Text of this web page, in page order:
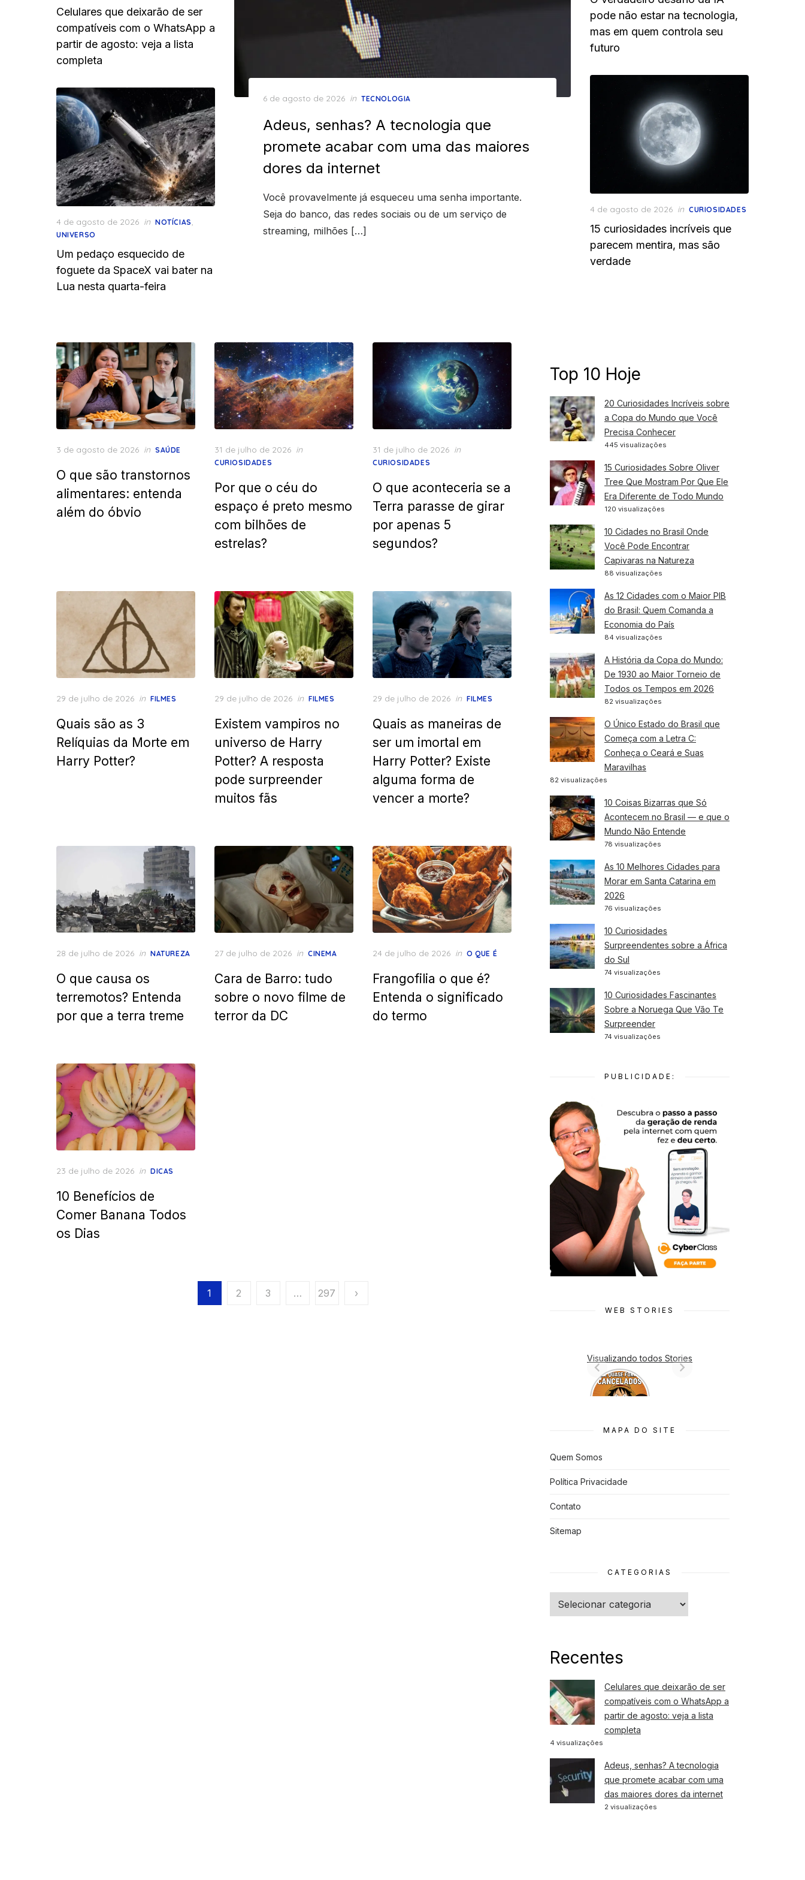
Posted
6 de agosto de 2026 in TECNOLOGIA
Adeus, senhas? A tecnologia que
promete acabar com uma das maiores
dores da internet
Você provavelmente já esqueceu uma senha importante.
Seja do banco, das redes sociais ou de um serviço de
streaming, milhões […]
Celulares que deixarão de ser
compatíveis com o WhatsApp a
partir de agosto: veja a lista
completa
Posted
on
4 de agosto de 2026 in NOTÍCIAS,
UNIVERSO
Um pedaço esquecido de
foguete da SpaceX vai bater na
Lua nesta quarta-feira
pode não estar na tecnologia,
mas em quem controla seu
futuro
Posted
4 de agosto de 2026 in CURIOSIDADES
15 curiosidades incríveis que
parecem mentira, mas são
verdade
Posted
3 de agosto de 2026 in SAÚDE
O que são transtornos
alimentares: entenda
além do óbvio
Posted
on
31 de julho de 2026 in
CURIOSIDADES
Por que o céu do
espaço é preto mesmo
com bilhões de
estrelas?
Posted
on
31 de julho de 2026 in
CURIOSIDADES
O que aconteceria se a
Terra parasse de girar
por apenas 5
segundos?
Posted
29 de julho de 2026 in FILMES
Quais são as 3
Relíquias da Morte em
Harry Potter?
Posted
29 de julho de 2026 in FILMES
Existem vampiros no
universo de Harry
Potter? A resposta
pode surpreender
muitos fãs
Posted
29 de julho de 2026 in FILMES
Quais as maneiras de
ser um imortal em
Harry Potter? Existe
alguma forma de
vencer a morte?
Posted
28 de julho de 2026 in NATUREZA
O que causa os
terremotos? Entenda
por que a terra treme
Posted
27 de julho de 2026 in CINEMA
Cara de Barro: tudo
sobre o novo filme de
terror da DC
Posted
24 de julho de 2026 in O QUE É
Frangofilia o que é?
Entenda o significado
do termo
Posted
23 de julho de 2026 in DICAS
10 Benefícios de
Comer Banana Todos
os Dias
1 2 3 … 297 ›
Top 10 Hoje
20 Curiosidades Incríveis sobre
a Copa do Mundo que Você
Precisa Conhecer
445 visualizações
15 Curiosidades Sobre Oliver
Tree Que Mostram Por Que Ele
Era Diferente de Todo Mundo
120 visualizações
10 Cidades no Brasil Onde
Você Pode Encontrar
Capivaras na Natureza
88 visualizações
As 12 Cidades com o Maior PIB
do Brasil: Quem Comanda a
Economia do País
84 visualizações
A História da Copa do Mundo:
De 1930 ao Maior Torneio de
Todos os Tempos em 2026
82 visualizações
O Único Estado do Brasil que
Começa com a Letra C:
Conheça o Ceará e Suas
Maravilhas
82 visualizações
10 Coisas Bizarras que Só
Acontecem no Brasil — e que o
Mundo Não Entende
78 visualizações
As 10 Melhores Cidades para
Morar em Santa Catarina em
2026
76 visualizações
10 Curiosidades
Surpreendentes sobre a África
do Sul
74 visualizações
10 Curiosidades Fascinantes
Sobre a Noruega Que Vão Te
Surpreender
74 visualizações
PUBLICIDADE:
WEB STORIES
Visualizando todos Stories
7 Animes
que quase
MAPA DO SITE
Quem Somos
Política Privacidade
Contato
Sitemap
CATEGORIAS
Categorias
Recentes
Celulares que deixarão de ser
compatíveis com o WhatsApp a
partir de agosto: veja a lista
completa
4 visualizações
Adeus, senhas? A tecnologia
que promete acabar com uma
das maiores dores da internet
2 visualizações